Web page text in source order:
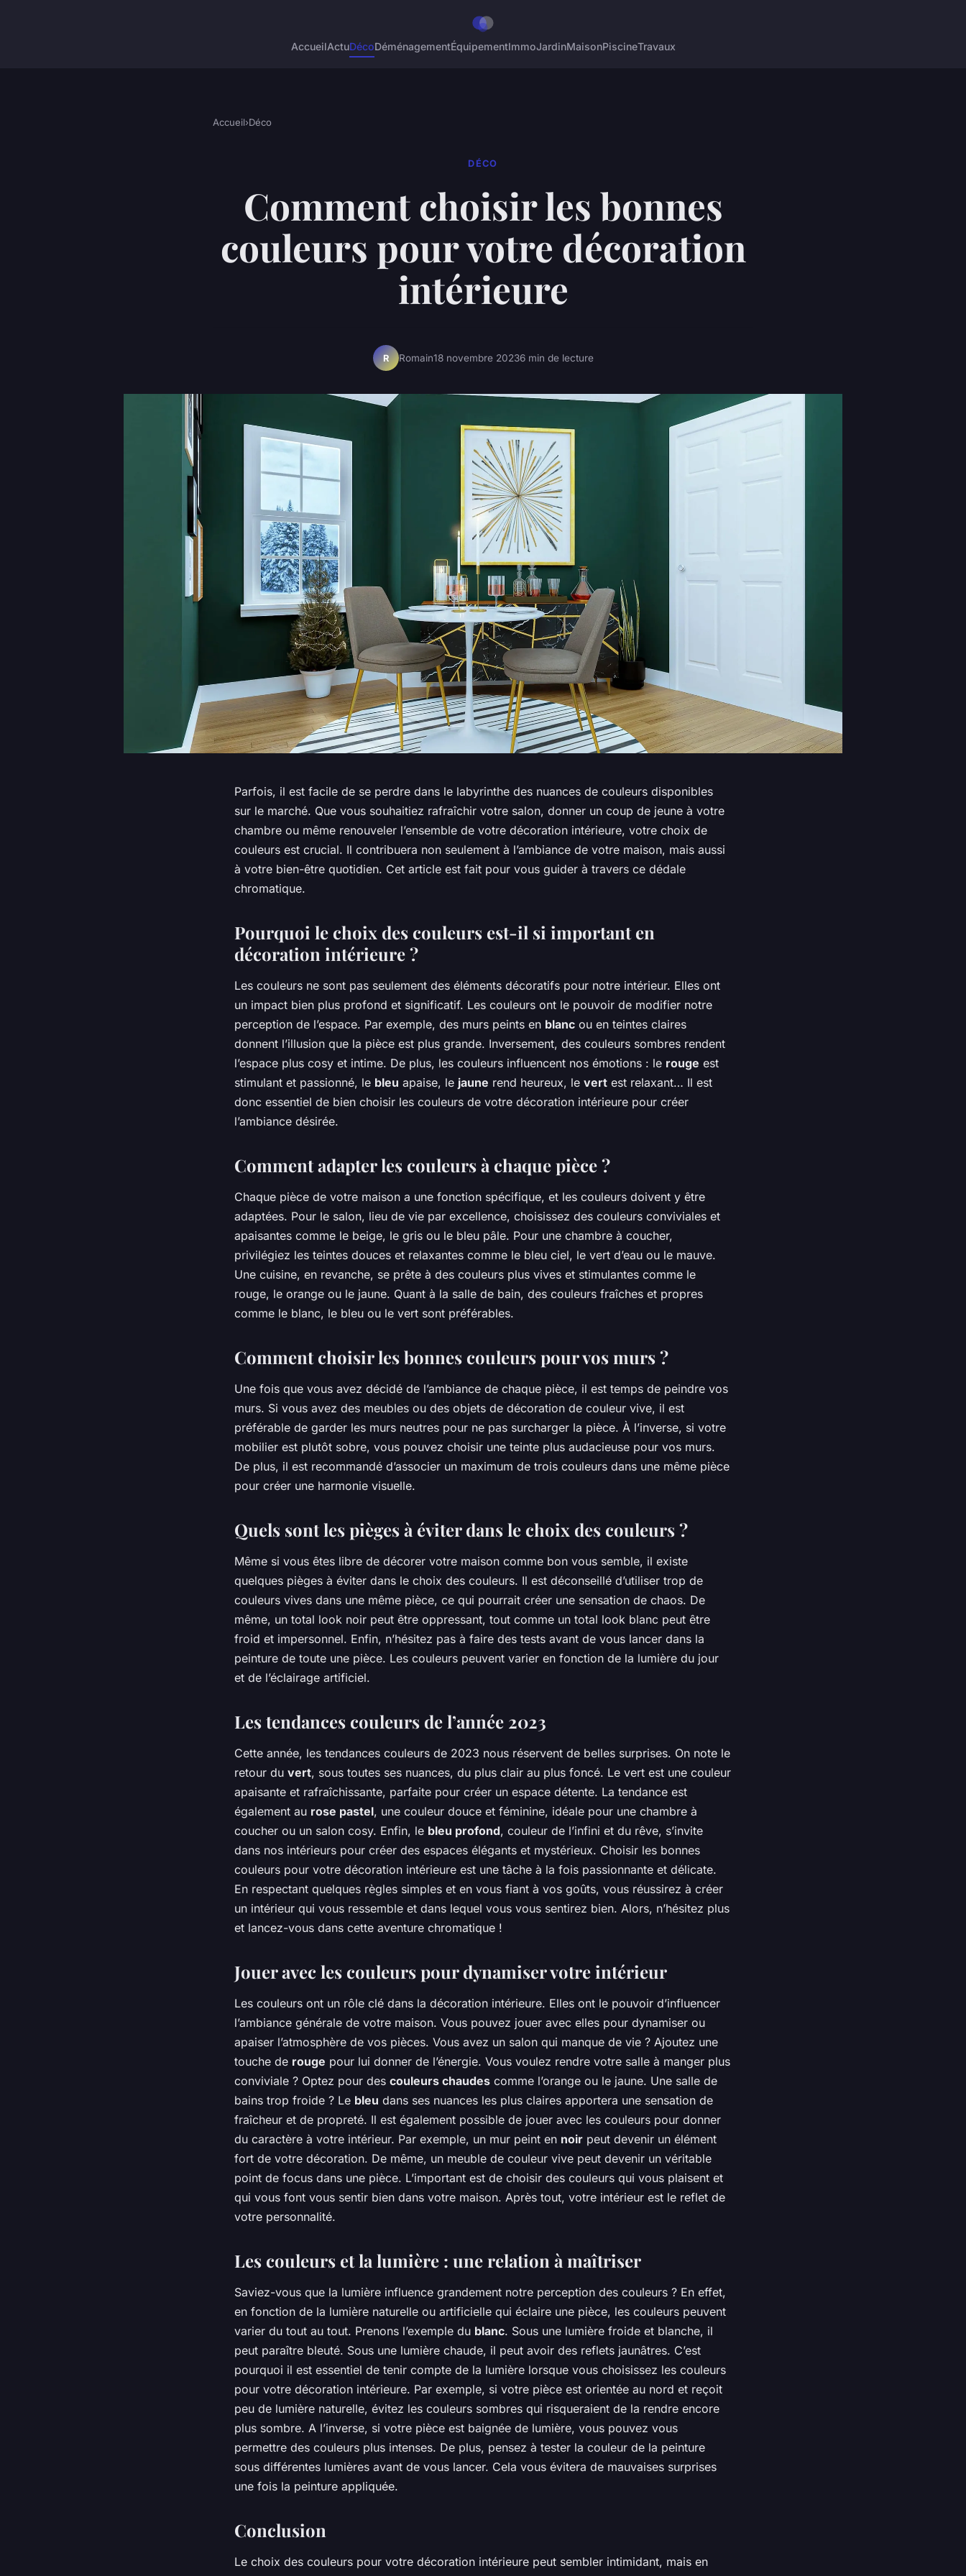
AccueilActuDécoDéménagementÉquipementImmoJardinMaisonPiscineTravaux
Accueil›Déco
DÉCO
Comment choisir les bonnes
couleurs pour votre décoration
intérieure
R Romain18 novembre 20236 min de lecture
Parfois, il est facile de se perdre dans le labyrinthe des nuances de couleurs disponibles
sur le marché. Que vous souhaitiez rafraîchir votre salon, donner un coup de jeune à votre
chambre ou même renouveler l’ensemble de votre décoration intérieure, votre choix de
couleurs est crucial. Il contribuera non seulement à l’ambiance de votre maison, mais aussi
à votre bien-être quotidien. Cet article est fait pour vous guider à travers ce dédale
chromatique.
Pourquoi le choix des couleurs est-il si important en
décoration intérieure ?
Les couleurs ne sont pas seulement des éléments décoratifs pour notre intérieur. Elles ont
un impact bien plus profond et significatif. Les couleurs ont le pouvoir de modifier notre
perception de l’espace. Par exemple, des murs peints en blanc ou en teintes claires
donnent l’illusion que la pièce est plus grande. Inversement, des couleurs sombres rendent
l’espace plus cosy et intime. De plus, les couleurs influencent nos émotions : le rouge est
stimulant et passionné, le bleu apaise, le jaune rend heureux, le vert est relaxant… Il est
donc essentiel de bien choisir les couleurs de votre décoration intérieure pour créer
l’ambiance désirée.
Comment adapter les couleurs à chaque pièce ?
Chaque pièce de votre maison a une fonction spécifique, et les couleurs doivent y être
adaptées. Pour le salon, lieu de vie par excellence, choisissez des couleurs conviviales et
apaisantes comme le beige, le gris ou le bleu pâle. Pour une chambre à coucher,
privilégiez les teintes douces et relaxantes comme le bleu ciel, le vert d’eau ou le mauve.
Une cuisine, en revanche, se prête à des couleurs plus vives et stimulantes comme le
rouge, le orange ou le jaune. Quant à la salle de bain, des couleurs fraîches et propres
comme le blanc, le bleu ou le vert sont préférables.
Comment choisir les bonnes couleurs pour vos murs ?
Une fois que vous avez décidé de l’ambiance de chaque pièce, il est temps de peindre vos
murs. Si vous avez des meubles ou des objets de décoration de couleur vive, il est
préférable de garder les murs neutres pour ne pas surcharger la pièce. À l’inverse, si votre
mobilier est plutôt sobre, vous pouvez choisir une teinte plus audacieuse pour vos murs.
De plus, il est recommandé d’associer un maximum de trois couleurs dans une même pièce
pour créer une harmonie visuelle.
Quels sont les pièges à éviter dans le choix des couleurs ?
Même si vous êtes libre de décorer votre maison comme bon vous semble, il existe
quelques pièges à éviter dans le choix des couleurs. Il est déconseillé d’utiliser trop de
couleurs vives dans une même pièce, ce qui pourrait créer une sensation de chaos. De
même, un total look noir peut être oppressant, tout comme un total look blanc peut être
froid et impersonnel. Enfin, n’hésitez pas à faire des tests avant de vous lancer dans la
peinture de toute une pièce. Les couleurs peuvent varier en fonction de la lumière du jour
et de l’éclairage artificiel.
Les tendances couleurs de l’année 2023
Cette année, les tendances couleurs de 2023 nous réservent de belles surprises. On note le
retour du vert, sous toutes ses nuances, du plus clair au plus foncé. Le vert est une couleur
apaisante et rafraîchissante, parfaite pour créer un espace détente. La tendance est
également au rose pastel, une couleur douce et féminine, idéale pour une chambre à
coucher ou un salon cosy. Enfin, le bleu profond, couleur de l’infini et du rêve, s’invite
dans nos intérieurs pour créer des espaces élégants et mystérieux. Choisir les bonnes
couleurs pour votre décoration intérieure est une tâche à la fois passionnante et délicate.
En respectant quelques règles simples et en vous fiant à vos goûts, vous réussirez à créer
un intérieur qui vous ressemble et dans lequel vous vous sentirez bien. Alors, n’hésitez plus
et lancez-vous dans cette aventure chromatique !
Jouer avec les couleurs pour dynamiser votre intérieur
Les couleurs ont un rôle clé dans la décoration intérieure. Elles ont le pouvoir d’influencer
l’ambiance générale de votre maison. Vous pouvez jouer avec elles pour dynamiser ou
apaiser l’atmosphère de vos pièces. Vous avez un salon qui manque de vie ? Ajoutez une
touche de rouge pour lui donner de l’énergie. Vous voulez rendre votre salle à manger plus
conviviale ? Optez pour des couleurs chaudes comme l’orange ou le jaune. Une salle de
bains trop froide ? Le bleu dans ses nuances les plus claires apportera une sensation de
fraîcheur et de propreté. Il est également possible de jouer avec les couleurs pour donner
du caractère à votre intérieur. Par exemple, un mur peint en noir peut devenir un élément
fort de votre décoration. De même, un meuble de couleur vive peut devenir un véritable
point de focus dans une pièce. L’important est de choisir des couleurs qui vous plaisent et
qui vous font vous sentir bien dans votre maison. Après tout, votre intérieur est le reflet de
votre personnalité.
Les couleurs et la lumière : une relation à maîtriser
Saviez-vous que la lumière influence grandement notre perception des couleurs ? En effet,
en fonction de la lumière naturelle ou artificielle qui éclaire une pièce, les couleurs peuvent
varier du tout au tout. Prenons l’exemple du blanc. Sous une lumière froide et blanche, il
peut paraître bleuté. Sous une lumière chaude, il peut avoir des reflets jaunâtres. C’est
pourquoi il est essentiel de tenir compte de la lumière lorsque vous choisissez les couleurs
pour votre décoration intérieure. Par exemple, si votre pièce est orientée au nord et reçoit
peu de lumière naturelle, évitez les couleurs sombres qui risqueraient de la rendre encore
plus sombre. A l’inverse, si votre pièce est baignée de lumière, vous pouvez vous
permettre des couleurs plus intenses. De plus, pensez à tester la couleur de la peinture
sous différentes lumières avant de vous lancer. Cela vous évitera de mauvaises surprises
une fois la peinture appliquée.
Conclusion
Le choix des couleurs pour votre décoration intérieure peut sembler intimidant, mais en